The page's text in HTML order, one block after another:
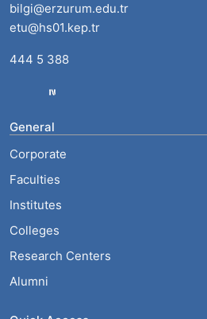
bilgi@erzurum.edu.tr
etu@hs01.kep.tr
444 5 388
General
Corporate
Faculties
Institutes
Colleges
Research Centers
Alumni